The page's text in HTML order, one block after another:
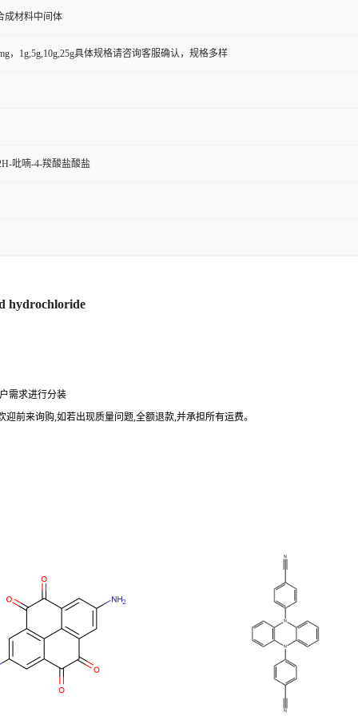
成材料中间体
，1g,5g,10g,25g具体规格请咨询客服确认，规格多样
吡喃-4-羧酸盐酸盐
hydrochloride
需求进行分装
迎前来询购,如若出现质量问题,全额退款,并承担所有运费。